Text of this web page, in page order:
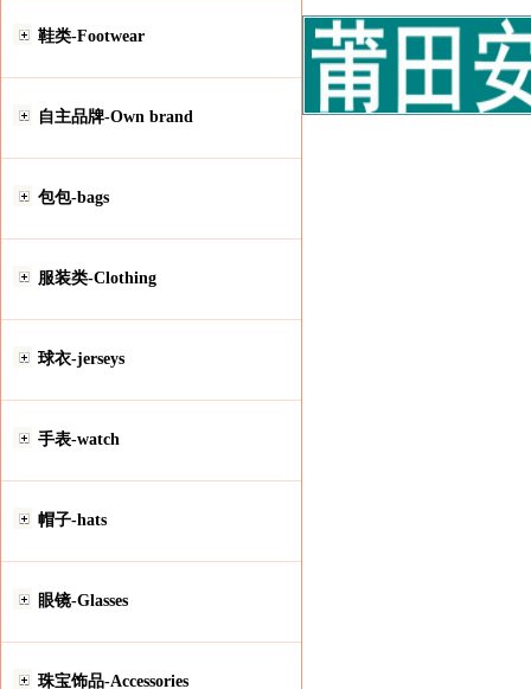
鞋类-Footwear
自主品牌-Own brand
包包-bags
服装类-Clothing
球衣-jerseys
手表-watch
帽子-hats
眼镜-Glasses
珠宝饰品-Accessories